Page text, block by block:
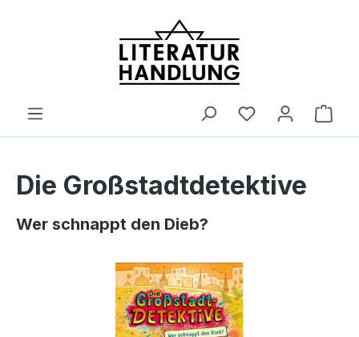
Die Großstadtdetektive
Wer schnappt den Dieb?
Bildergalerie überspringen